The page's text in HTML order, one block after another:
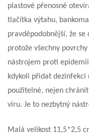
plastové přenosné
tlačítka výtahu,
pravděpodobnější, že
protože všechny
nástrojem proti
kdykoli přidat dezinfekci
použitelné, nejen
viru. Je to nezbytný
Malá velikost 11,5*2,5